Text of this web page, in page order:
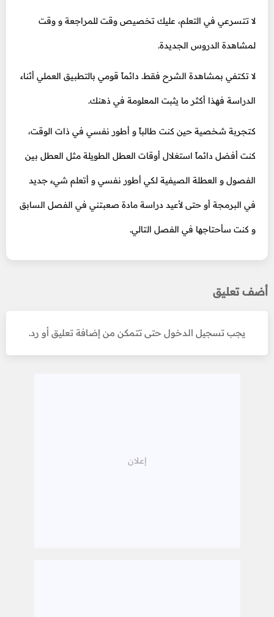
لا تتسرعي في التعلم، عليك تخصيص وقت للمراجعة و وقت
لمشاهدة الدروس الجديدة.
لا تكتفي بمشاهدة الشرح فقط. دائماً قومي بالتطبيق العملي أثناء
الدراسة فهذا أكثر ما يثبت المعلومة في ذهنك.
كتجربة شخصية حين كنت طالباً و أطور نفسي في ذات الوقت،
كنت أفضل دائماً استغلال أوقات العطل الطويلة مثل العطل بين
الفصول و العطلة الصيفية لكي أطور نفسي و أتعلم شيء جديد
في البرمجة أو حتى لأعيد دراسة مادة صعبتني في الفصل السابق
و كنت سأحتاجها في الفصل التالي.
أضف تعليق
يجب تسجيل الدخول حتى تتمكن من إضافة تعليق أو رد.